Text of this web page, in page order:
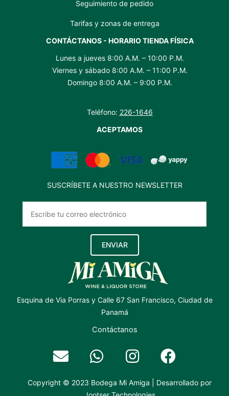
Seguimiento de pedido
Tarifas y zonas de entrega
CONTÁCTANOS - HORARIO TIENDA FÍSICA
Lunes a jueves 8:00 A.M. – 10:00 P.M.
Viernes y sábado 8:00 A.M. – 11:00 P.M.
Domingo 8:00 A.M. – 9:00 P.M.
Teléfono: 226-1646
ACEPTAMOS
SUSCRÍBETE A NUESTRO NEWSLETTER
ENVIAR
Esquina de Via Porras y Calle 67 San Francisco, Ciudad de
Panamá
Contáctanos
Copyright © 2023 Bodega Mi Amiga | Desarrollado por